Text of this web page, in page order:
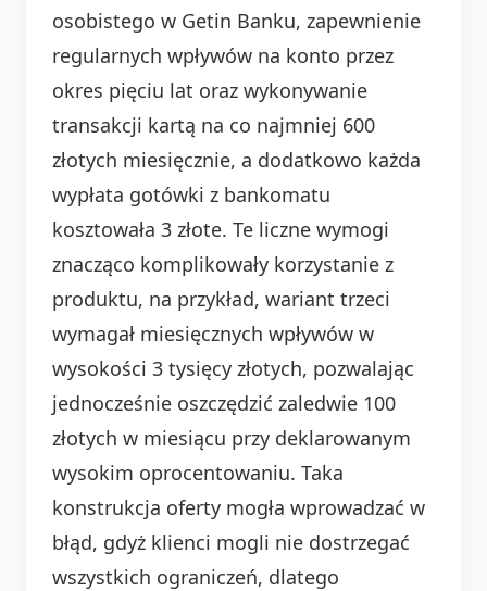
osobistego w Getin Banku, zapewnienie
regularnych wpływów na konto przez
okres pięciu lat oraz wykonywanie
transakcji kartą na co najmniej 600
złotych miesięcznie, a dodatkowo każda
wypłata gotówki z bankomatu
kosztowała 3 złote. Te liczne wymogi
znacząco komplikowały korzystanie z
produktu, na przykład, wariant trzeci
wymagał miesięcznych wpływów w
wysokości 3 tysięcy złotych, pozwalając
jednocześnie oszczędzić zaledwie 100
złotych w miesiącu przy deklarowanym
wysokim oprocentowaniu. Taka
konstrukcja oferty mogła wprowadzać w
błąd, gdyż klienci mogli nie dostrzegać
wszystkich ograniczeń, dlatego